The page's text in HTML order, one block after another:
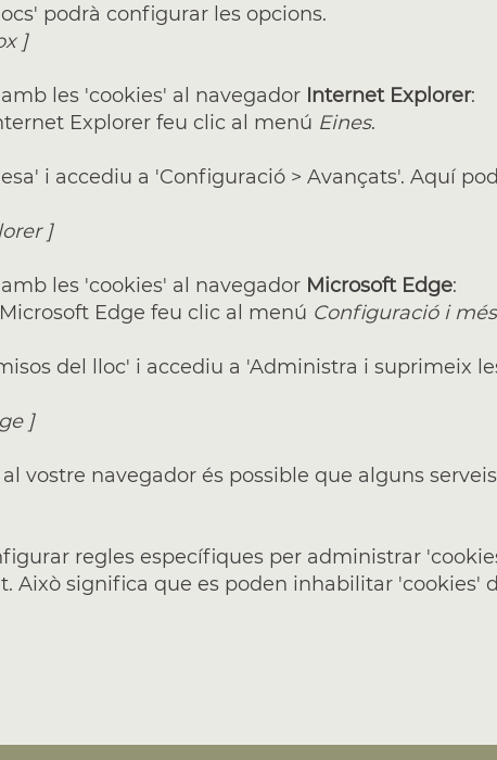
podrà configurar les opcions.
]
les 'cookies' al navegador Internet Explorer:
Explorer feu clic al menú Eines.
i accediu a 'Configuració > Avançats'. Aquí
]
les 'cookies' al navegador Microsoft Edge:
Edge feu clic al menú Configuració i més
del lloc' i accediu a 'Administra i suprimeix
]
vostre navegador és possible que alguns
regles específiques per administrar
Això significa que es poden inhabilitar 'cookies'